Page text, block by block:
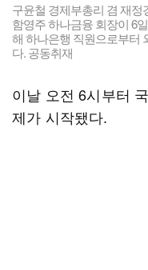
구윤철 경제부총리 겸 재
함영주 하나금융 회장이 6
해 하나은행 직원으로부터
다. 공동취재
이날 오전 6시부터
제가 시작됐다.